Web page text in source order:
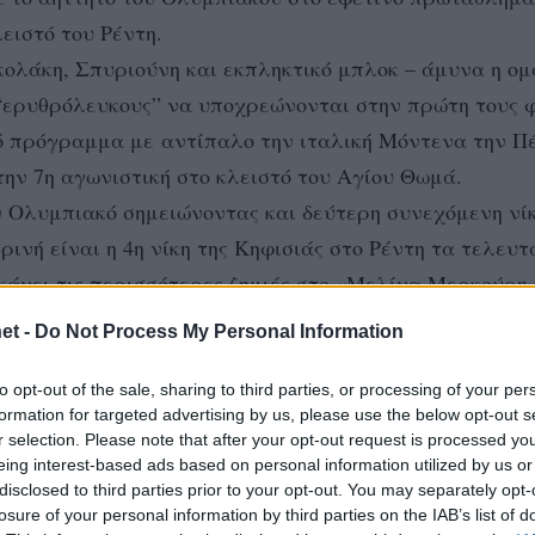
- Do Not Process My Personal Information
opt-out of the sale, sharing to third parties, or processing of your
for targeted advertising by us, please use the below opt-out
selection. Please note that after your opt-out request is processed
interest-based ads based on personal information utilized by us
to third parties prior to your opt-out. You may separately
of your personal information by third parties on the IAB’s list of
του Ρέντη.
Σπυριούνη και εκπληκτικό μπλοκ – άμυνα η
να υποχρεώνονται στην πρώτη τους
πρόγραμμα με αντίπαλο την ιταλική Μόντενα την
7η αγωνιστική στο κλειστό του Αγίου Θωμά.
σημειώνοντας και δεύτερη συνεχόμενη
είναι η 4η νίκη της Κηφισιάς στο Ρέντη τα
τις περισσότερες ζημιές στο «Μελίνα
σεζόν 2010-11, με 1-3 πάλι την 15η αγωνιστική τη
16.
σε τίποτα το τι θα επακολουθούσε. Ο